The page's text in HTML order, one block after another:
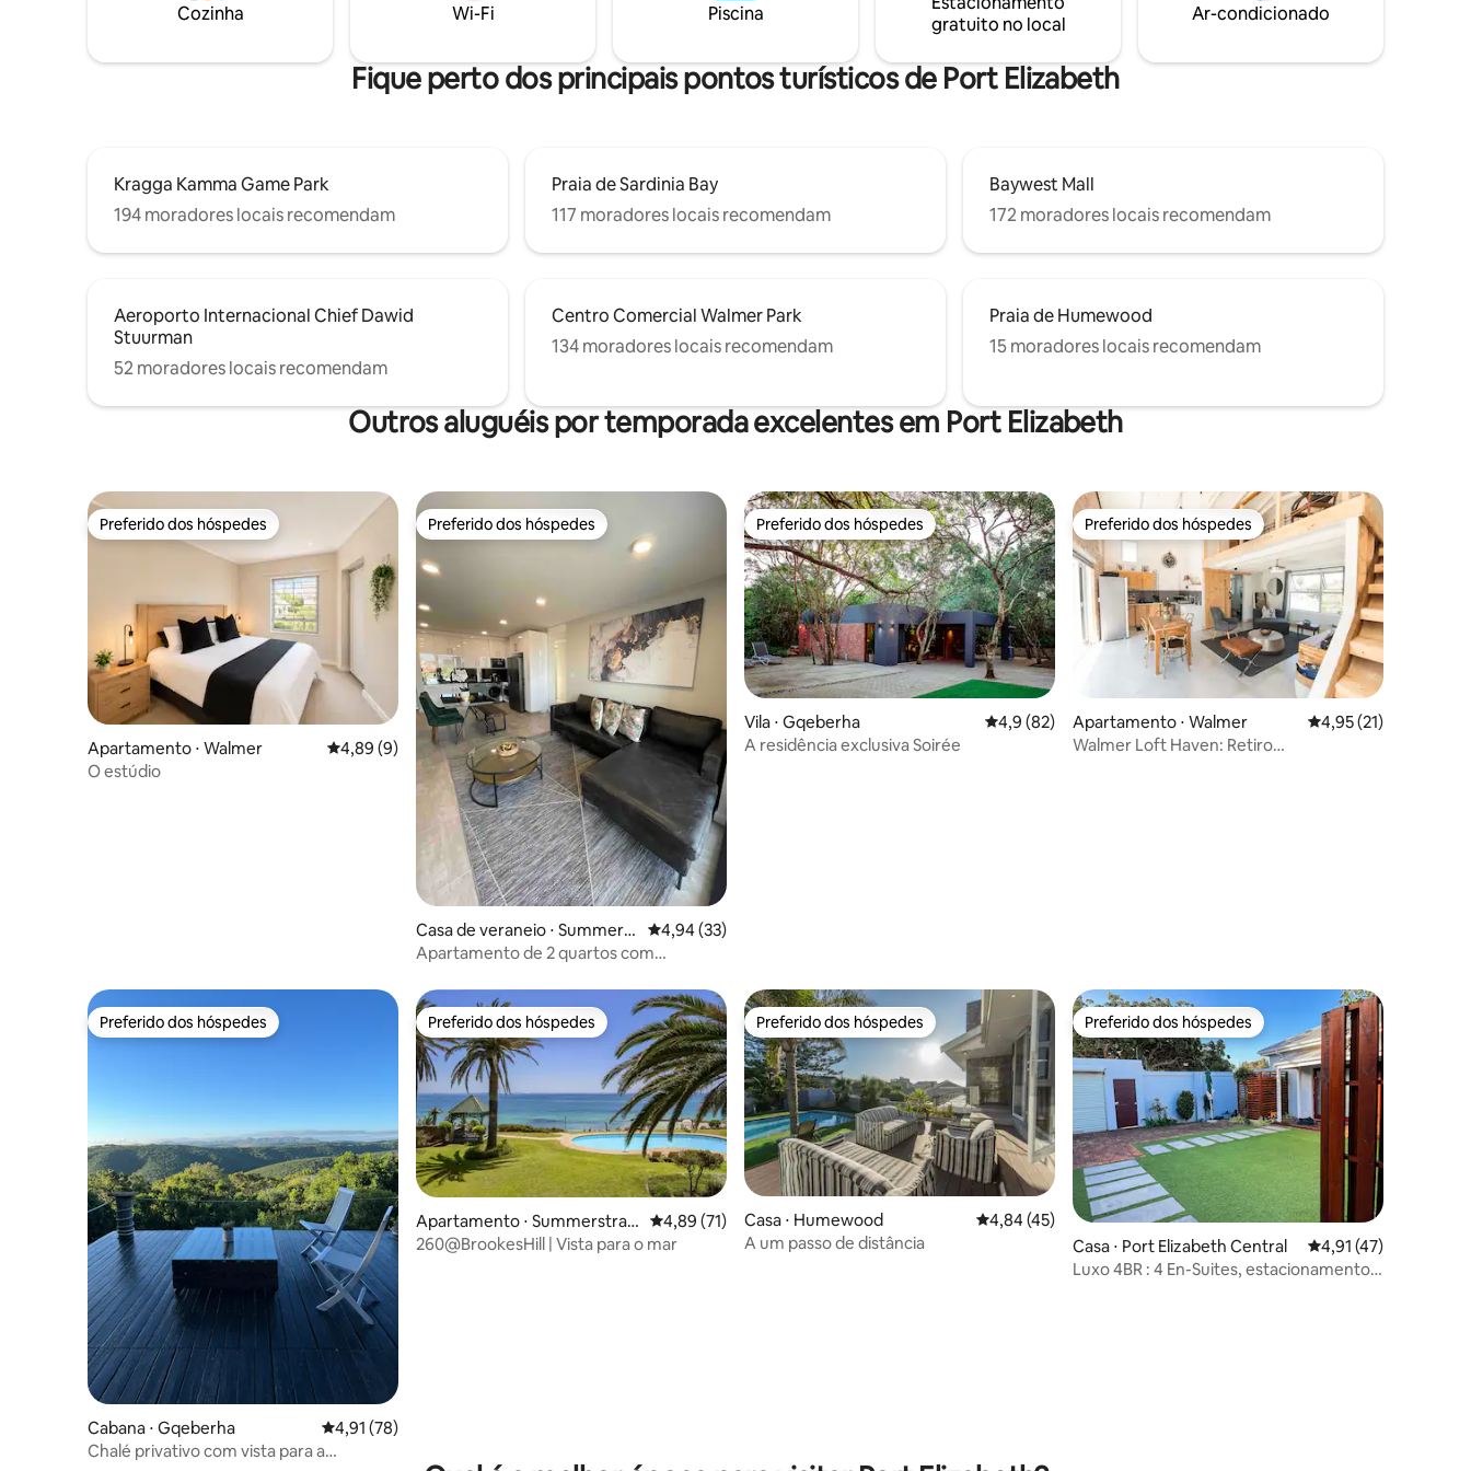
manhã caseiro incluso. - 2 minutos de
carro até a praia mais bem classificada da
Golfe com Zebras
viagem de observação de baleias
Cozinha Wi-Fi Piscina
gratuito no local
Ar-condicionado
Fique perto dos principais pontos turísticos de Port Elizabeth
Kragga Kamma Game Park
194 moradores locais recomendam
Praia de Sardinia Bay
117 moradores locais recomendam
Baywest Mall
172 moradores locais recomendam
Aeroporto Internacional Chief Dawid
Stuurman
52 moradores locais recomendam
Centro Comercial Walmer Park
134 moradores locais recomendam
Praia de Humewood
15 moradores locais recomendam
Outros aluguéis por temporada excelentes em Port Elizabeth
Preferido dos hóspedes
Preferido dos hóspedes
Apartamento ⋅ Walmer 4,89 de uma avaliação média de 5, 9 avaliações
4,89 (9)
O estúdio
Preferido dos hóspedes
Preferido dos hóspedes
Casa de veraneio ⋅ Summerst
rand
4,94 de uma avaliação média de 5, 33 avaliações
4,94 (33)
Apartamento de 2 quartos com
Preferido dos hóspedes
Preferido dos hóspedes
Vila ⋅ Gqeberha 4,9 de uma avaliação média de 5, 82 avaliações
4,9 (82)
A residência exclusiva Soirée
Preferido dos hóspedes
Preferido dos hóspedes
Apartamento ⋅ Walmer 4,95 de uma
4,95 (21)
Walmer Loft Haven: Retiro
Preferido dos hóspedes
Preferido dos hóspedes
Cabana ⋅ Gqeberha 4,91 de uma avaliação média de 5, 78 avaliações
4,91 (78)
Chalé privativo com vista para a
Preferido dos hóspedes
Preferido dos hóspedes
Apartamento ⋅ Summerstran
d
4,89 de uma avaliação média de 5, 71 avaliações
4,89 (71)
260@BrookesHill | Vista para o mar
Preferido dos hóspedes
Preferido dos hóspedes
Casa ⋅ Humewood 4,84 de uma avaliação média de 5, 45 avaliações
4,84 (45)
A um passo de distância
Preferido dos hóspedes
Preferido dos hóspedes
Casa ⋅ Port Elizabeth Central 4,91 de uma
4,91 (47)
Luxo 4BR : 4 En-Suites, estacionamento